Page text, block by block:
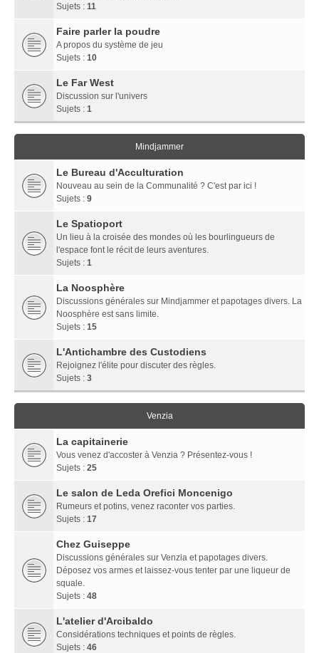
Sujets : 11
Faire parler la poudre
A propos du système de jeu
Sujets : 10
Le Far West
Discussion sur l'univers
Sujets : 1
Mindjammer
Le Bureau d'Acculturation
Nouveau au sein de la Communalité ? C'est par ici !
Sujets : 9
Le Spatioport
Un lieu à la croisée des mondes où les bourlingueurs de
l'espace font le récit de leurs aventures.
Sujets : 1
La Noosphère
Discussions générales sur Mindjammer et papotages divers. La
Noosphère est sans limite.
Sujets : 15
L'Antichambre des Custodiens
Rejoignez l'élite pour discuter des règles.
Sujets : 3
Venzia
La capitainerie
Vous venez d'accoster à Venzia ? Présentez-vous !
Sujets : 25
Le salon de Leda Orefici Moncenigo
Rumeurs et potins, venez raconter vos parties.
Sujets : 17
Chez Guiseppe
Discussions générales sur Venzia et papotages divers.
Déposez vos armes et laissez-vous tenter par une liqueur de
squale.
Sujets : 48
L'atelier d'Arcibaldo
Considérations techniques et points de règles.
Sujets : 46